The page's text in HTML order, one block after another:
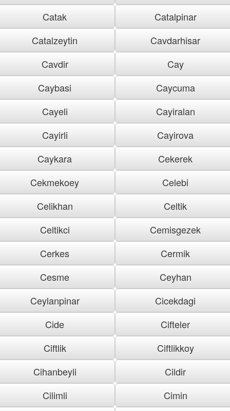
Catak
Catalpinar
Catalzeytin
Cavdarhisar
Cavdir
Cay
Caybasi
Caycuma
Cayeli
Cayiralan
Cayirli
Cayirova
Caykara
Cekerek
Cekmekoey
Celebi
Celikhan
Celtik
Celtikci
Cemisgezek
Cerkes
Cermik
Cesme
Ceyhan
Ceylanpinar
Cicekdagi
Cide
Cifteler
Ciftlik
Ciftlikkoy
Cihanbeyli
Cildir
Cilimli
Cimin